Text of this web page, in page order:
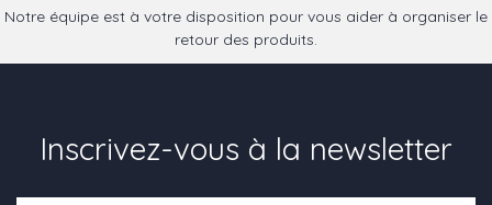
Notre équipe est à votre disposition pour vous aider à organiser le
retour des produits.
Inscrivez-vous à la newsletter